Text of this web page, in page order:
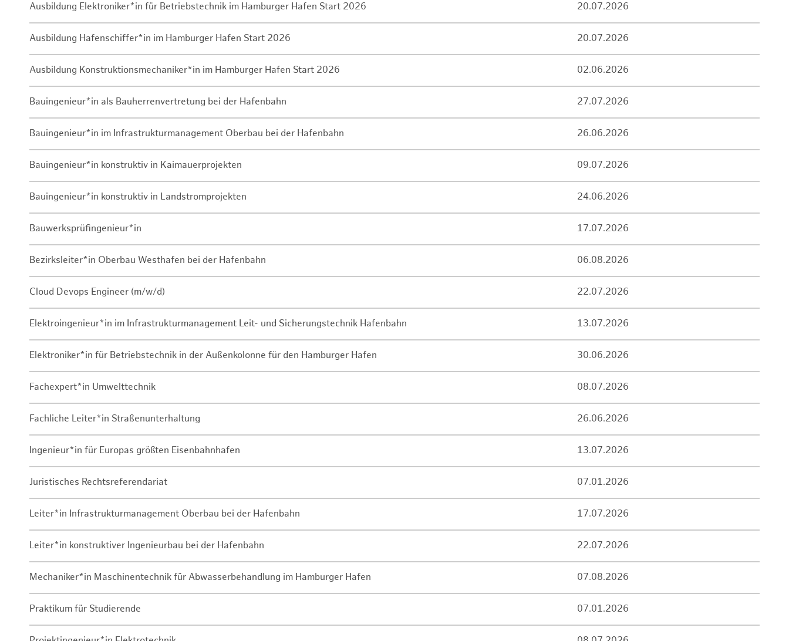
Ausbildung Elektroniker*in für Betriebstechnik im Hamburger Hafen Start 2026 20.07.2026
Ausbildung Hafenschiffer*in im Hamburger Hafen Start 2026 20.07.2026
Ausbildung Konstruktionsmechaniker*in im Hamburger Hafen Start 2026 02.06.2026
Bauingenieur*in als Bauherrenvertretung bei der Hafenbahn 27.07.2026
Bauingenieur*in im Infrastrukturmanagement Oberbau bei der Hafenbahn 26.06.2026
Bauingenieur*in konstruktiv in Kaimauerprojekten 09.07.2026
Bauingenieur*in konstruktiv in Landstromprojekten 24.06.2026
Bauwerksprüfingenieur*in 17.07.2026
Bezirksleiter*in Oberbau Westhafen bei der Hafenbahn 06.08.2026
Cloud Devops Engineer (m/w/d) 22.07.2026
Elektroingenieur*in im Infrastrukturmanagement Leit- und Sicherungstechnik Hafenbahn 13.07.2026
Elektroniker*in für Betriebstechnik in der Außenkolonne für den Hamburger Hafen 30.06.2026
Fachexpert*in Umwelttechnik 08.07.2026
Fachliche Leiter*in Straßenunterhaltung 26.06.2026
Ingenieur*in für Europas größten Eisenbahnhafen 13.07.2026
Juristisches Rechtsreferendariat 07.01.2026
Leiter*in Infrastrukturmanagement Oberbau bei der Hafenbahn 17.07.2026
Leiter*in konstruktiver Ingenieurbau bei der Hafenbahn 22.07.2026
Mechaniker*in Maschinentechnik für Abwasserbehandlung im Hamburger Hafen 07.08.2026
Praktikum für Studierende 07.01.2026